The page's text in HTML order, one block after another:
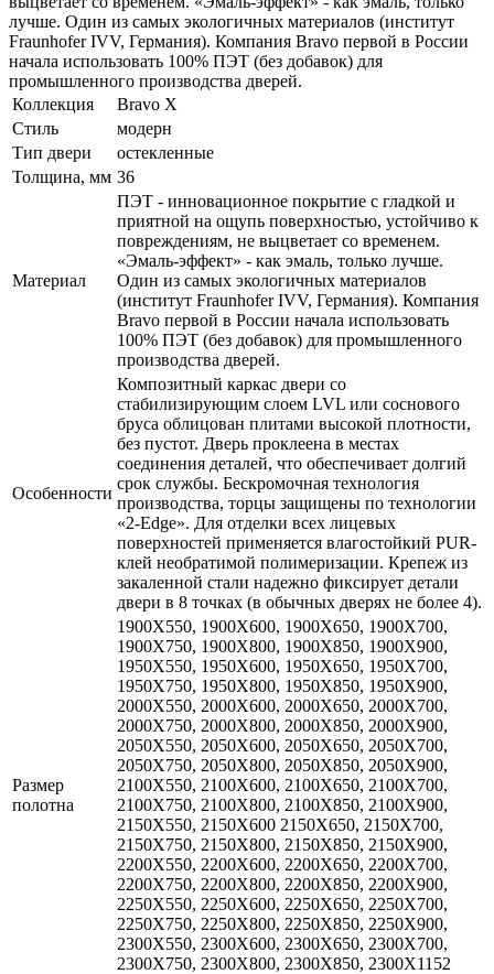
лучше. Один из самых экологичных материалов (институт
Fraunhofer IVV, Германия). Компания Bravo первой в России
начала использовать 100% ПЭТ (без добавок) для
промышленного производства дверей.
Коллекция
Bravo X
Стиль
модерн
Тип двери
остекленные
Толщина, мм 36
Материал
ПЭТ - инновационное покрытие c гладкой и
приятной на ощупь поверхностью, устойчиво к
повреждениям, не выцветает со временем.
«Эмаль-эффект» - как эмаль, только лучше.
Один из самых экологичных материалов
(институт Fraunhofer IVV, Германия). Компания
Bravo первой в России начала использовать
100% ПЭТ (без добавок) для промышленного
производства дверей.
Особенности
Композитный каркас двери со
стабилизирующим слоем LVL или соснового
бруса облицован плитами высокой плотности,
без пустот. Дверь проклеена в местах
соединения деталей, что обеспечивает долгий
срок службы. Бескромочная технология
производства, торцы защищены по технологии
«2-Edge». Для отделки всех лицевых
поверхностей применяется влагостойкий PUR-
клей необратимой полимеризации. Крепеж из
закаленной стали надежно фиксирует детали
двери в 8 точках (в обычных дверях не более 4).
Размер
полотна
1900X550, 1900X600, 1900X650, 1900X700,
1900X750, 1900X800, 1900X850, 1900X900,
1950X550, 1950X600, 1950X650, 1950X700,
1950X750, 1950X800, 1950X850, 1950X900,
2000X550, 2000X600, 2000X650, 2000X700,
2000X750, 2000X800, 2000X850, 2000X900,
2050X550, 2050X600, 2050X650, 2050X700,
2050X750, 2050X800, 2050X850, 2050X900,
2100X550, 2100X600, 2100X650, 2100X700,
2100X750, 2100X800, 2100X850, 2100X900,
2150X550, 2150X600 2150X650, 2150X700,
2150X750, 2150X800, 2150X850, 2150X900,
2200X550, 2200X600, 2200X650, 2200X700,
2200X750, 2200X800, 2200X850, 2200X900,
2250X550, 2250X600, 2250X650, 2250X700,
2250X750, 2250X800, 2250X850, 2250X900,
2300X550, 2300X600, 2300X650, 2300X700,
2300X750, 2300X800, 2300X850, 2300X1152